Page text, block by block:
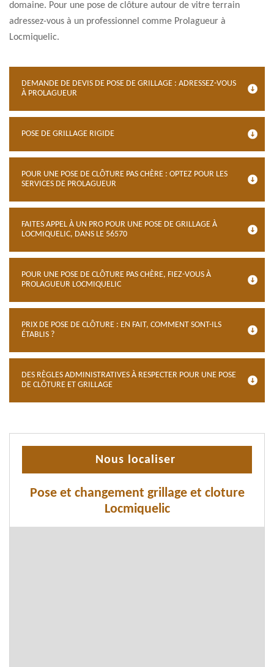
domaine. Pour une pose de clôture autour de vitre terrain
adressez-vous à un professionnel comme Prolagueur à
Locmiquelic.
DEMANDE DE DEVIS DE POSE DE GRILLAGE : ADRESSEZ-VOUS
À PROLAGUEUR
POSE DE GRILLAGE RIGIDE
POUR UNE POSE DE CLÔTURE PAS CHÈRE : OPTEZ POUR LES
SERVICES DE PROLAGUEUR
FAITES APPEL À UN PRO POUR UNE POSE DE GRILLAGE À
LOCMIQUELIC, DANS LE 56570
POUR UNE POSE DE CLÔTURE PAS CHÈRE, FIEZ-VOUS À
PROLAGUEUR LOCMIQUELIC
PRIX DE POSE DE CLÔTURE : EN FAIT, COMMENT SONT-ILS
ÉTABLIS ?
DES RÈGLES ADMINISTRATIVES À RESPECTER POUR UNE POSE
DE CLÔTURE ET GRILLAGE
Nous localiser
Pose et changement grillage et cloture
Locmiquelic